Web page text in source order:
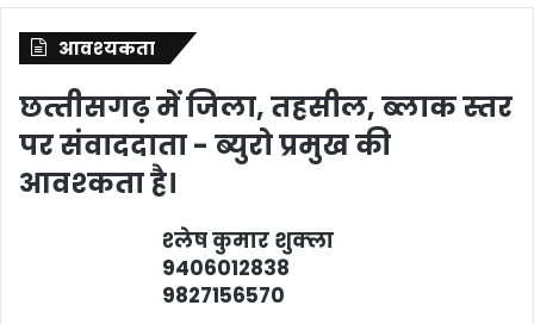
आवश्‍यकता
छत्‍तीसगढ़ में जिला, तहसील, ब्‍लाक स्‍तर
पर संवाददाता - ब्‍युरो प्रमुख की
आवश्‍कता है।
श्‍लेष कुमार शुक्‍ला
9406012838
9827156570